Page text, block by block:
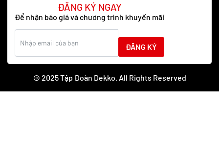
ĐĂNG KÝ NGAY
Để nhận báo giá và chương trình khuyến mãi
ĐĂNG KÝ
© 2025 Tập Đoàn Dekko. All Rights Reserved